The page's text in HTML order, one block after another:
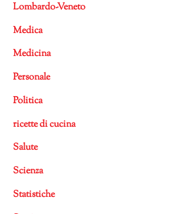
Lombardo-Veneto
Medica
Medicina
Personale
Politica
ricette di cucina
Salute
Scienza
Statistiche